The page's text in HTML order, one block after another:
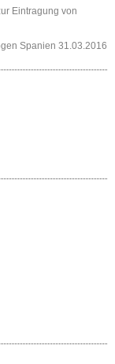
Eintragung von
Spanien 31.03.2016